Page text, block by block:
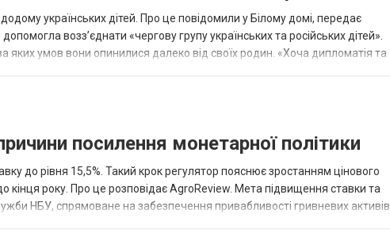
українських дітей. Про це повідомили у Білому домі, передає
возз’єднати «чергову групу українських та російських дітей».
яких умов вони опинилися далеко від своїх родин. «Хоча дипломатія та
посилення монетарної політики
до рівня 15,5%. Такий крок регулятор пояснює зростанням цінового
кінця року. Про це розповідає AgroReview. Мета підвищення ставки та
НБУ, спрямоване на забезпечення привабливості гривневих активів